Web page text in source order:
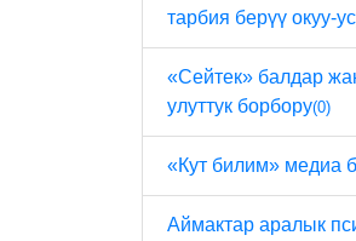
тарбия берүү окуу-
«Сейтек» балдар
улуттук борбору(0)
«Кут билим» медиа
Аймактар ​​аралык